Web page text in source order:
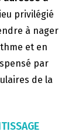
privilégié
à nager
et en
par
de la